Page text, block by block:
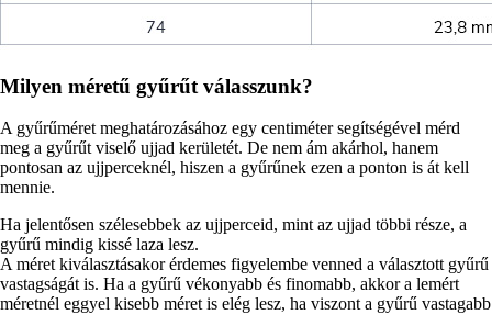
Milyen méretű gyűrűt válasszunk?
A gyűrűméret meghatározásához egy centiméter segítségével mérd
meg a gyűrűt viselő ujjad kerületét. De nem ám akárhol, hanem
pontosan az ujjperceknél, hiszen a gyűrűnek ezen a ponton is át kell
mennie.
Ha jelentősen szélesebbek az ujjperceid, mint az ujjad többi része, a
gyűrű mindig kissé laza lesz.
A méret kiválasztásakor érdemes figyelembe venned a választott gyűrű
vastagságát is. Ha a gyűrű vékonyabb és finomabb, akkor a lemért
méretnél eggyel kisebb méret is elég lesz, ha viszont a gyűrű vastagabb